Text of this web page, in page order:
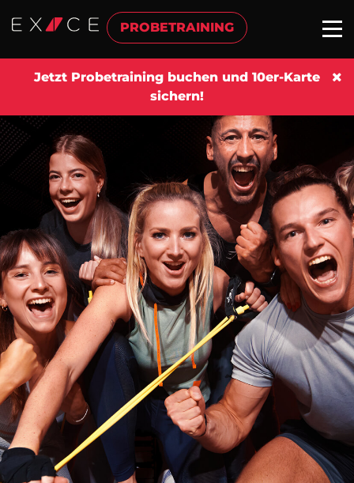
PROBETRAINING
Jetzt Probetraining buchen und 10er-Karte
sichern!